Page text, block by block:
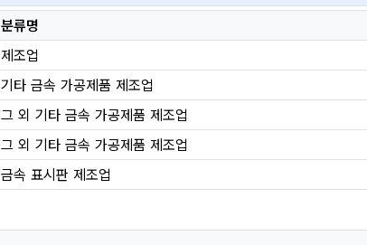
분류명
제조업
기타 금속 가공제품 제조업
그 외 기타 금속 가공제품 제조업
그 외 기타 금속 가공제품 제조업
금속 표시판 제조업